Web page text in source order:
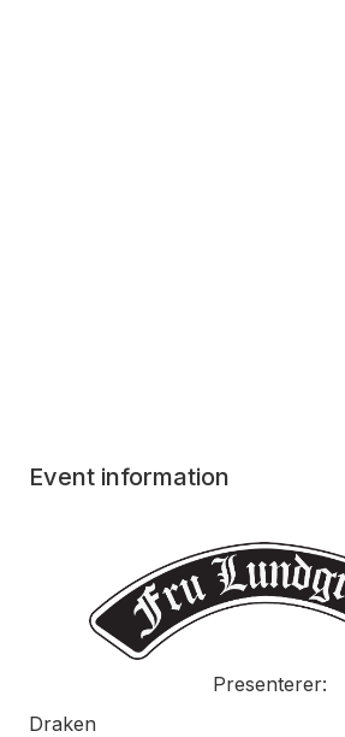
Event information
Presenterer:
Draken